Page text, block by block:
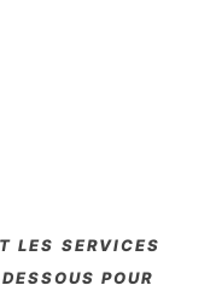
pour